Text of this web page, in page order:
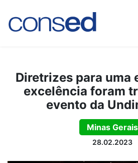
Diretrizes para uma
excelência foram
evento da
Minas Gerais
28.02.2023